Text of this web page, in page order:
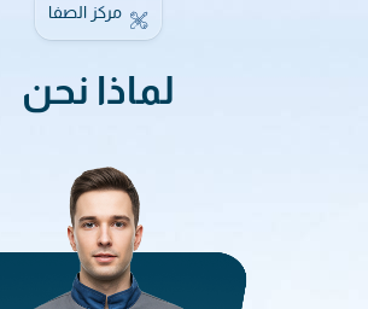
مركز الصفا
لماذا نحن